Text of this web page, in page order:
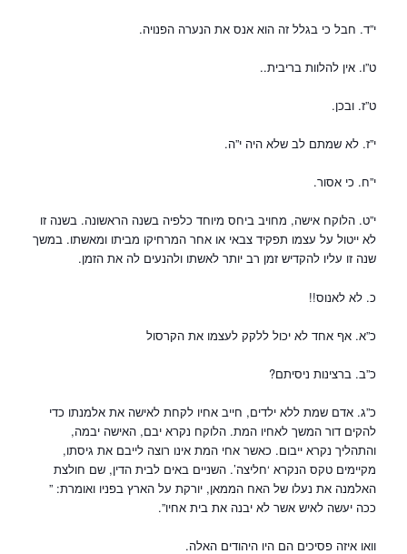
י”ד. חבל כי בגלל זה הוא אנס את הנערה הפנויה.
ט”ו. אין להלוות בריבית..
ט”ז. ובכן.
י”ז. לא שמתם לב שלא היה י”ה.
י”ח. כי אסור.
י”ט. הלוקח אישה, מחויב ביחס מיוחד כלפיה בשנה הראשונה. בשנה זו
לא ייטול על עצמו תפקיד צבאי או אחר המרחיקו מביתו ומאשתו. במשך
שנה זו עליו להקדיש זמן רב יותר לאשתו ולהנעים לה את הזמן.
כ. לא לאנוס!!
כ”א. אף אחד לא יכול ללקק לעצמו את הקרסול
כ”ב. ברצינות ניסיתם?
כ”ג. אדם שמת ללא ילדים, חייב אחיו לקחת לאישה את אלמנתו כדי
להקים דור המשך לאחיו המת. הלוקח נקרא יבם, האישה יבמה,
והתהליך נקרא ייבום. כאשר אחי המת אינו רוצה לייבם את גיסתו,
מקיימים טקס הנקרא ‘חליצה’. השניים באים לבית הדין, שם חולצת
האלמנה את נעלו של האח הממאן, יורקת על הארץ בפניו ואומרת: ”
ככה יעשה לאיש אשר לא יבנה את בית אחיו”.
וואו איזה פסיכים הם היו היהודים האלה.